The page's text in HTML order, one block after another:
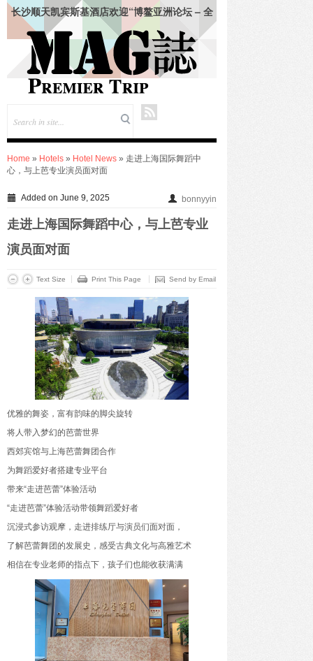
长沙顺天凯宾斯基酒店欢迎“博鳌亚洲论坛 – 全
球经济发展与安全论坛”领导人
仲夏悦飨·寻味伏羊|徐州喜来登酒店夏季新菜暨
伏羊风味品鉴仪式圆满落幕
合肥栢景朗廷酒店联袂祖·玛珑呈献“英伦田园”联
名下午茶
韩朝靓 (Vivian Han) 女士出任成都环球中心天堂
洲际大饭店总经理
绍兴苏宁希尔顿酒店及公寓共庆“希尔顿主厨
季”七周年：琥珀 · 中餐厅、饭 · 全日餐厅精致呈
现 – 越州风物入馔，名馔雅集启幕
上海张江达社lyf酒店正式亮相，于科创高地打造
鲜活共鸣生活场
KENZO Kids杭州大厦璀璨启幕-打造高端亲子生
九龙仓酒店任命包铂先生为长沙尼依格罗酒店及
长沙玛珂酒店区域总经理
FOR IMMEDIATE RELEASE——珠海拱北凯悦
伽社区活动
阁」夏季上新
驭海乘风，成长壹夏——三亚海棠湾阳光壹酒店
开启全家人的“超级暑假”海岛度假体验
Home » Hotels » Hotel News » 走进上海国际舞蹈中
心，与上芭专业演员面对面
Added on June 9, 2025 bonnyyin
走进上海国际舞蹈中心，与上芭专业
演员面对面
Text Size Print This Page Send by Email
优雅的舞姿，富有韵味的脚尖旋转
将人带入梦幻的芭蕾世界
西郊宾馆与上海芭蕾舞团合作
为舞蹈爱好者搭建专业平台
带来“走进芭蕾”体验活动
“走进芭蕾”体验活动带领舞蹈爱好者
沉浸式参访观摩，走进排练厅与演员们面对面，
了解芭蕾舞团的发展史，感受古典文化与高雅艺术
相信在专业老师的指点下，孩子们也能收获满满